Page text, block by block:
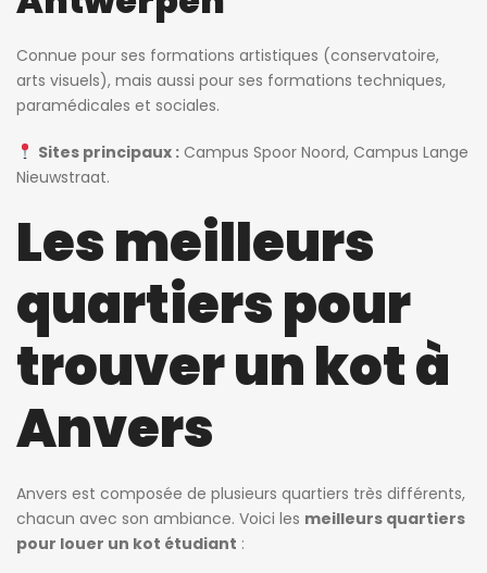
Connue pour ses formations artistiques (conservatoire,
arts visuels), mais aussi pour ses formations techniques,
paramédicales et sociales.
Sites principaux :Campus Spoor Noord, Campus Lange
Nieuwstraat.
Les meilleurs
quartiers pour
trouver un kot à
Anvers
Anvers est composée de plusieurs quartiers très différents,
chacun avec son ambiance. Voici les meilleurs quartiers
pour louer un kot étudiant :